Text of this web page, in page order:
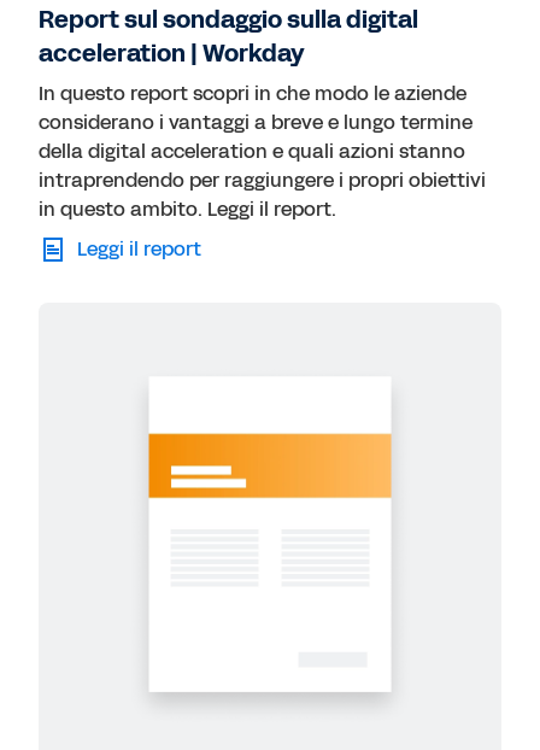
Report sul sondaggio sulla digital
acceleration | Workday
In questo report scopri in che modo le aziende
considerano i vantaggi a breve e lungo termine
della digital acceleration e quali azioni stanno
intraprendendo per raggiungere i propri obiettivi
in questo ambito. Leggi il report.
Leggi il report